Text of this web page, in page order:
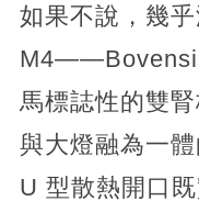
如果不說，幾
馬標誌性的雙
與大燈融為一
U 型散熱開口